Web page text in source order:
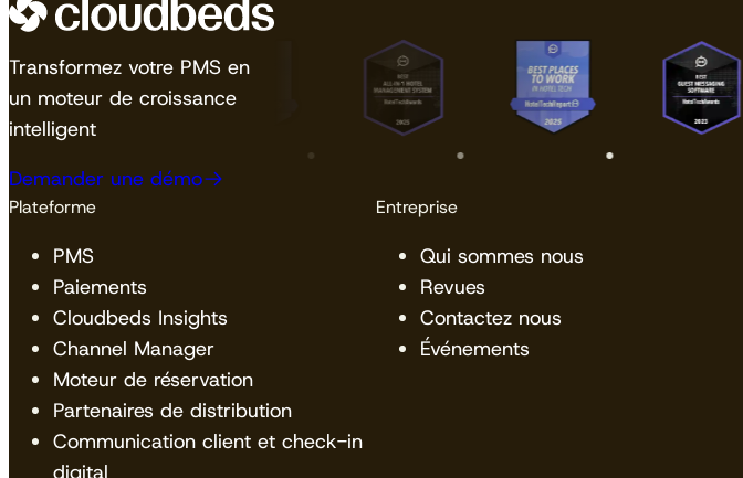
Transformez votre PMS en
un moteur de croissance
intelligent
Demander une démo
Plateforme
PMS
Paiements
Cloudbeds Insights
Channel Manager
Moteur de réservation
Partenaires de distribution
Communication client et check-in
digital
Entreprise
Qui sommes nous
Revues
Contactez nous
Événements